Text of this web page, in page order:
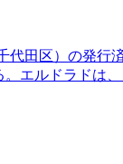
田区）の発
エルドラドは